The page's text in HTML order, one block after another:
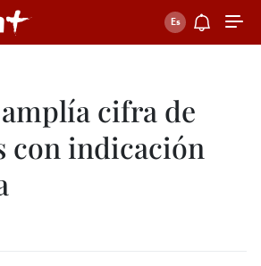
cifra de
con indicación